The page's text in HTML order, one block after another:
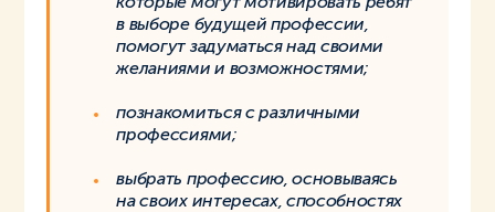
в выборе будущей профессии,
помогут задуматься над своими
желаниями и возможностями;
познакомиться с различными
профессиями;
выбрать профессию, основываясь
на своих интересах, способностях